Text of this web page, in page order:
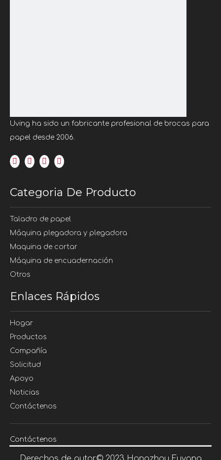
Uving ha sido un fabricante profesional de brocas para
papel desde 2006.
Categoria De Producto
Taladro de papel
Máquina plegadora y plegadora
Maquina de cortar
Máquina de encuadernación
Otros
Enlaces Rápidos
Hogar
Productos
Compañía
Solicitud
Apoyo
Noticias
Contáctenos
Contáctenos